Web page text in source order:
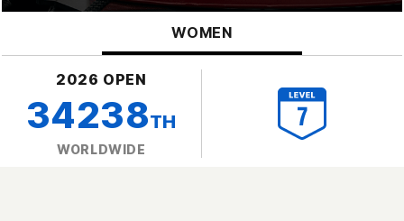
WOMEN
2026 OPEN
34238TH
WORLDWIDE